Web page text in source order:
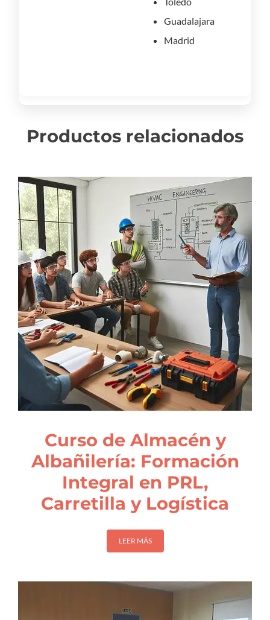
Guadalajara
Madrid
Productos relacionados
Curso de Almacén y
Albañilería: Formación
Integral en PRL,
Carretilla y Logística
LEER MÁS